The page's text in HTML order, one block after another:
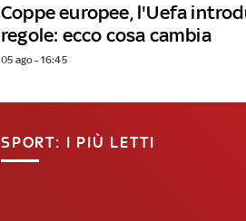
Coppe europee, l'Uefa
regole: ecco cosa cambia
05 ago - 16:45
SPORT: I PIÙ LETTI